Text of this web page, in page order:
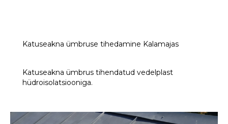
Katuseakna ümbruse tihedamine Kalamajas
Katuseakna ümbrus tihendatud vedelplast
hüdroisolatsiooniga.